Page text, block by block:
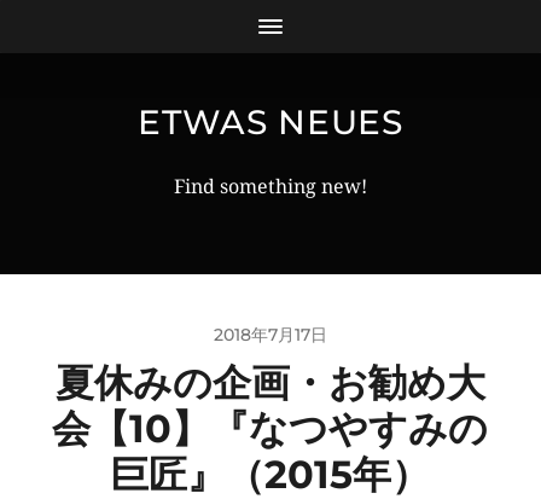
ETWAS NEUES
Find something new!
2018年7月17日
夏休みの企画・お勧め大
会【10】『なつやすみの
巨匠』（2015年）